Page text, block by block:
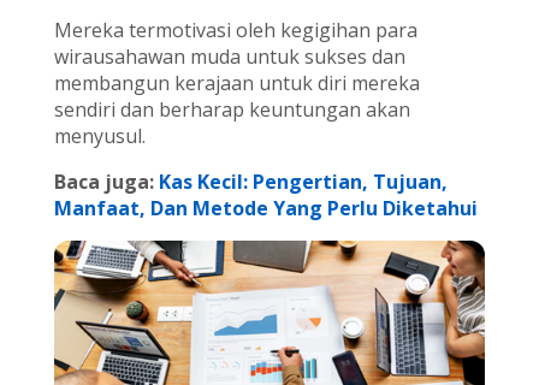
Mereka termotivasi oleh kegigihan para
wirausahawan muda untuk sukses dan
membangun kerajaan untuk diri mereka
sendiri dan berharap keuntungan akan
menyusul.
Baca juga: Kas Kecil: Pengertian, Tujuan,
Manfaat, Dan Metode Yang Perlu Diketahui